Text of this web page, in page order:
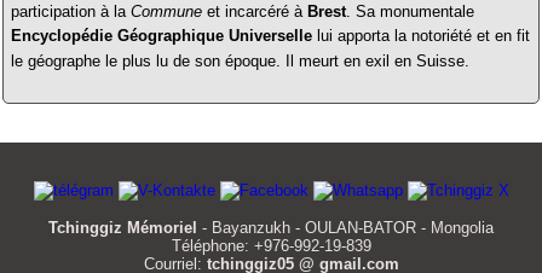
participation à la Communeet incarcéré à Brest. Sa monumentale
Encyclopédie Géographique Universellelui apporta la notoriété et en fit
le géographe le plus lu de son époque. Il meurt en exil en Suisse.
Tchinggiz Mémoriel - Bayanzukh - OULAN-BATOR - Mongolia
Téléphone: +976-992-19-839
Courriel: tchinggiz05 @ gmail.com